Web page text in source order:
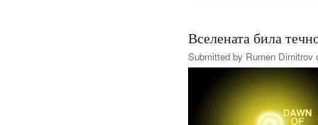
Вселената била
Submitted by Rumen Dimitrov